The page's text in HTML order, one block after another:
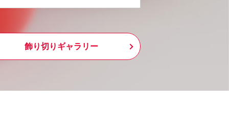
飾り切りギャラリー